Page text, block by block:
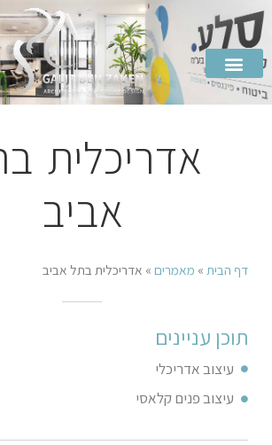
אדריכלית
אביב
דף הבית » מאמרים» אדריכלית בתל אביב
תוכן עניינים
עיצוב אדריכלי
עיצוב פנים קלאסי